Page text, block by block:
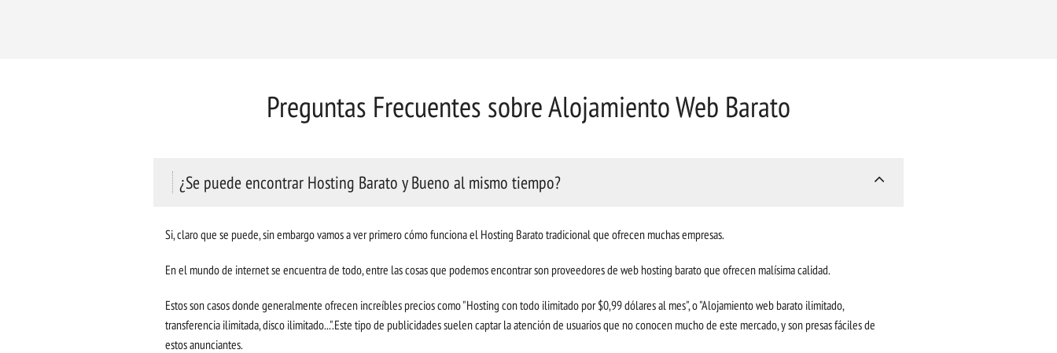
Preguntas Frecuentes sobre Alojamiento Web Barato
¿Se puede encontrar Hosting Barato y Bueno al mismo tiempo?
Si, claro que se puede, sin embargo vamos a ver primero cómo funciona el Hosting Barato tradicional que ofrecen muchas empresas.
En el mundo de internet se encuentra de todo, entre las cosas que podemos encontrar son proveedores de web hosting barato que ofrecen malísima calidad.
Estos son casos donde generalmente ofrecen increíbles precios como "Hosting con todo ilimitado por $0,99 dólares al mes", o "Alojamiento web barato ilimitado,
transferencia ilimitada, disco ilimitado...".Este tipo de publicidades suelen captar la atención de usuarios que no conocen mucho de este mercado, y son presas fáciles de
estos anunciantes.